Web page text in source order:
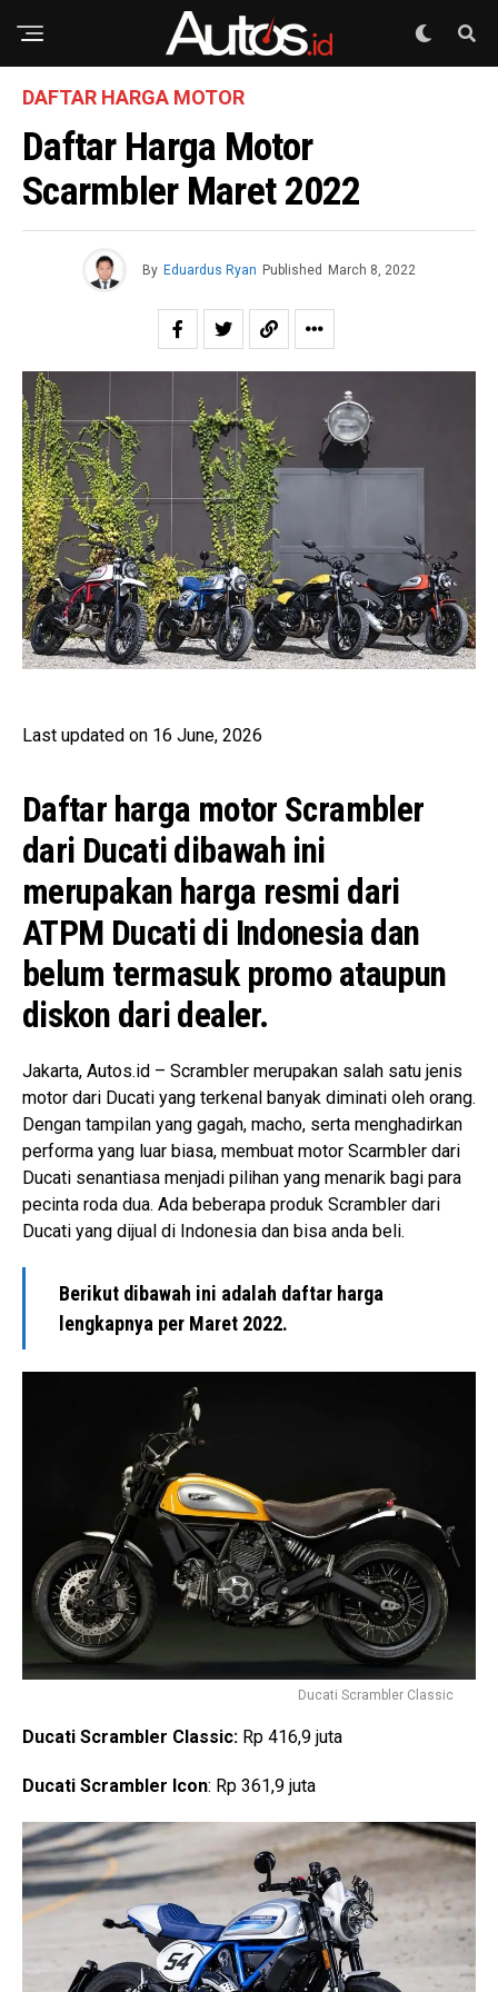
DAFTAR HARGA MOTOR
Daftar Harga Motor
Scarmbler Maret 2022
By Eduardus Ryan Published March 8, 2022
Last updated on 16 June, 2026
Daftar harga motor Scrambler
dari Ducati dibawah ini
merupakan harga resmi dari
ATPM Ducati di Indonesia dan
belum termasuk promo ataupun
diskon dari dealer.
Jakarta, Autos.id – Scrambler merupakan salah satu jenis
motor dari Ducati yang terkenal banyak diminati oleh orang.
Dengan tampilan yang gagah, macho, serta menghadirkan
performa yang luar biasa, membuat motor Scarmbler dari
Ducati senantiasa menjadi pilihan yang menarik bagi para
pecinta roda dua. Ada beberapa produk Scrambler dari
Ducati yang dijual di Indonesia dan bisa anda beli.
Berikut dibawah ini adalah daftar harga
lengkapnya per Maret 2022.
Ducati Scrambler Classic
Ducati Scrambler Classic: Rp 416,9 juta
Ducati Scrambler Icon: Rp 361,9 juta